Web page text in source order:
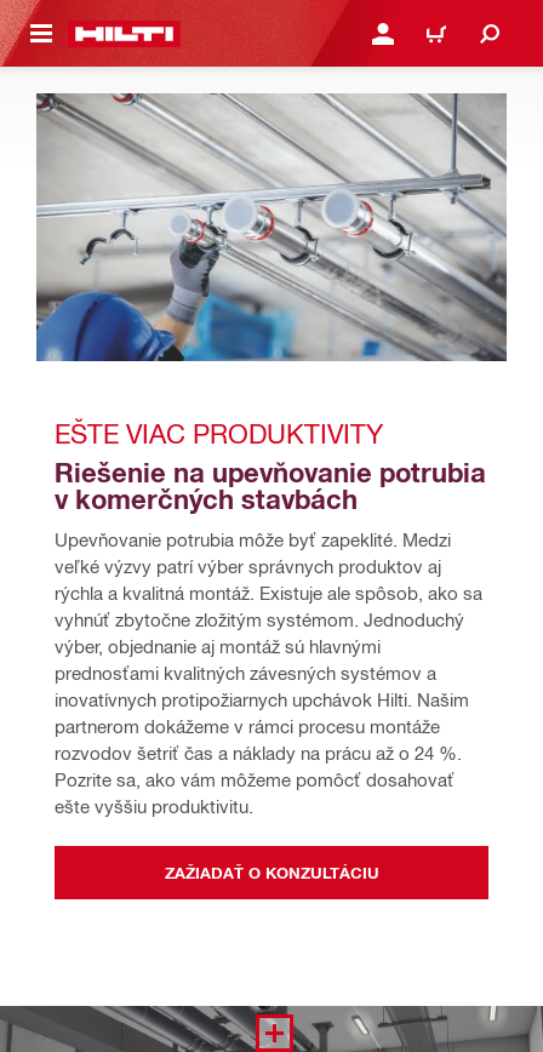
HLAVNÝ OBSAH PRIHLÁSIŤ ALEBO
KOŠÍK
EŠTE VIAC PRODUKTIVITY
Riešenie na upevňovanie potrubia
v komerčných stavbách
Upevňovanie potrubia môže byť zapeklité. Medzi
veľké výzvy patrí výber správnych produktov aj
rýchla a kvalitná montáž. Existuje ale spôsob, ako sa
vyhnúť zbytočne zložitým systémom. Jednoduchý
výber, objednanie aj montáž sú hlavnými
prednosťami kvalitných závesných systémov a
inovatívnych protipožiarnych upchávok Hilti. Našim
partnerom dokážeme v rámci procesu montáže
rozvodov šetriť čas a náklady na prácu až o 24 %.
Pozrite sa, ako vám môžeme pomôcť dosahovať
ešte vyššiu produktivitu.
ZAŽIADAŤ O KONZULTÁCIU